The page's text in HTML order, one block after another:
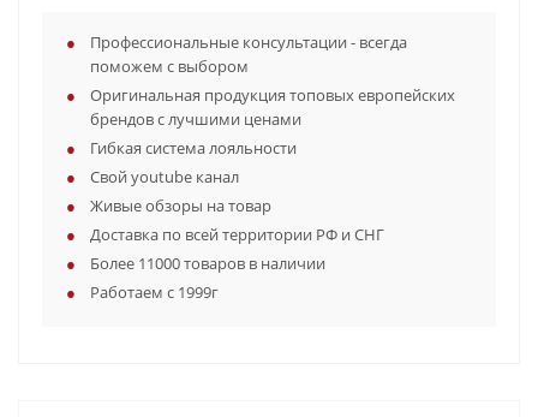
Профессиональные консультации - всегда
поможем с выбором
Оригинальная продукция топовых европейских
брендов с лучшими ценами
Гибкая система лояльности
Свой youtube канал
Живые обзоры на товар
Доставка по всей территории РФ и СНГ
Более 11000 товаров в наличии
Работаем с 1999г